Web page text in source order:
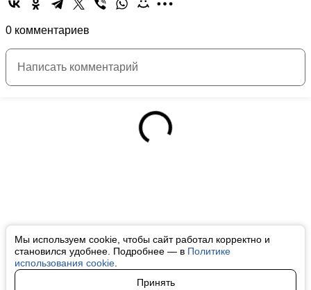
Мы используем cookie, чтобы сайт работал корректно и
становился удобнее. Подробнее — в Политике
использования cookie
Принять
0 комментариев